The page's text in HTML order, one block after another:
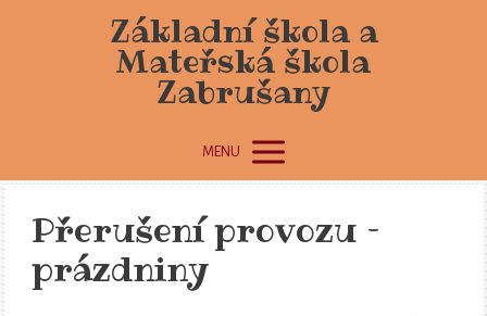
Základní škola a
Mateřská škola
Zabrušany
MENU
Přerušení provozu –
prázdniny